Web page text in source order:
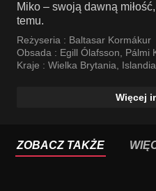
Miko – swoją dawną
temu.
Reżyseria : Baltasar Kormákur
Obsada : Egill Ólafsson, Pálmi
Kraje : Wielka Brytania, Islandia
Więcej
ZOBACZ TAKŻE